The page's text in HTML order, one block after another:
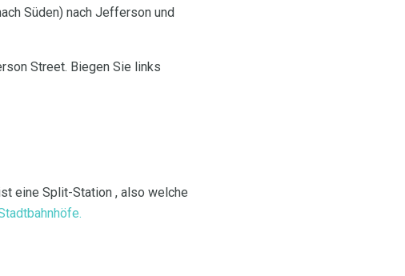
Süden) nach Jefferson und
Street. Biegen Sie links
eine Split-Station , also welche